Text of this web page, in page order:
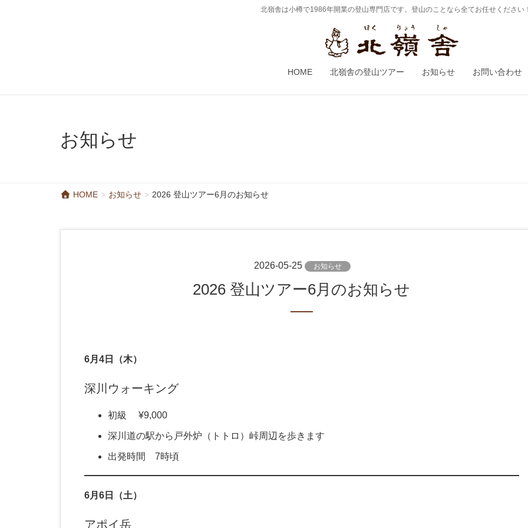
北嶺舎は小樽で1986年開業の登山専門店です。登山のことなら全てお任せください！
HOME 北嶺舎の登山ツアー お知らせ お問い合わせ
お知らせ
HOME お知らせ 2026 登山ツアー6月のお知らせ
2026-05-25 お知らせ
2026 登山ツアー6月のお知らせ
6月4日（木）
深川ウォーキング
初級 ¥9,000
深川道の駅から戸外炉（トトロ）峠周辺を歩きます
出発時間 7時頃
6月6日（土）
アポイ岳